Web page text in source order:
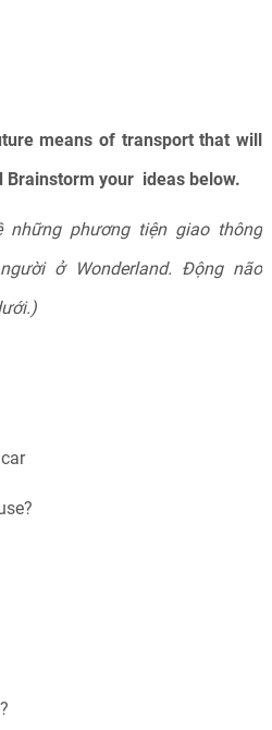
means of transport that will
Brainstorm your ideas below.
những phương tiện giao thông
ở Wonderland. Động não